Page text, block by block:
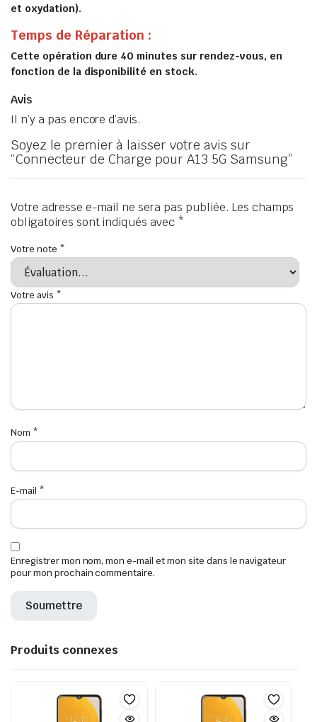
et oxydation).
Temps de Réparation :
Cette opération dure 40 minutes sur rendez-vous, en
fonction de la disponibilité en stock.
Avis
Il n’y a pas encore d’avis.
Soyez le premier à laisser votre avis sur
“Connecteur de Charge pour A13 5G Samsung”
Votre adresse e-mail ne sera pas publiée. Les champs
obligatoires sont indiqués avec *
Votre note *
Votre avis *
Nom *
E-mail *
Enregistrer mon nom, mon e-mail et mon site dans le navigateur
pour mon prochain commentaire.
Produits connexes